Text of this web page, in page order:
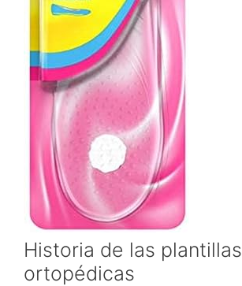
Historia de las plantillas
ortopédicas